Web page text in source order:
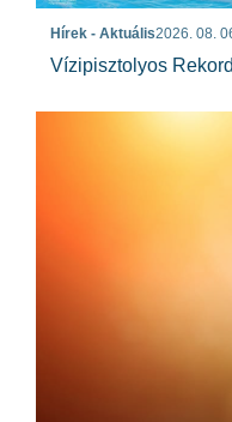
Hírek - Aktuális2026. 08.
Vízipisztolyos